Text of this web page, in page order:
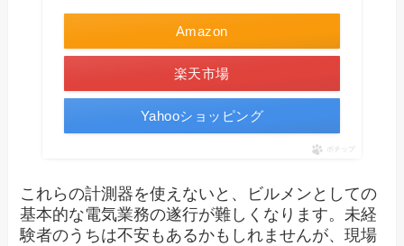
Amazon
楽天市場
Yahooショッピング
ポチップ
これらの計測器を使えないと、ビルメンとしての
基本的な電気業務の遂行が難しくなります。未経
験者のうちは不安もあるかもしれませんが、現場